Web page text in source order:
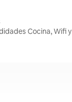
Cocina, Wifi y